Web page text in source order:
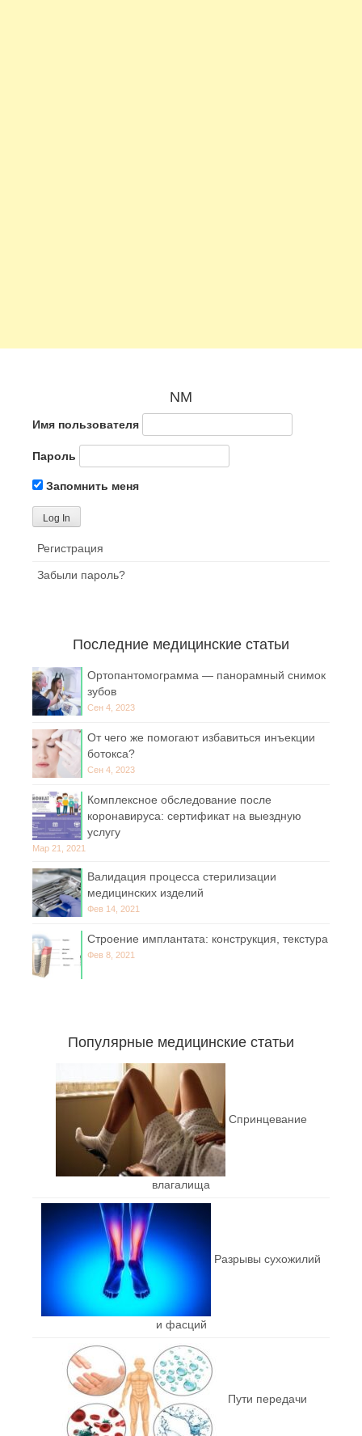
NM
Имя пользователя
Пароль
Запомнить меня
Регистрация
Забыли пароль?
Последние медицинские статьи
Ортопантомограмма — панорамный снимок
зубов
Сен 4, 2023
От чего же помогают избавиться инъекции
ботокса?
Сен 4, 2023
Комплексное обследование после
коронавируса: сертификат на выездную
услугу
Мар 21, 2021
Валидация процесса стерилизации
медицинских изделий
Фев 14, 2021
Строение имплантата: конструкция, текстура
Фев 8, 2021
Популярные медицинские статьи
Спринцевание
влагалища
Разрывы сухожилий
и фасций
Пути передачи